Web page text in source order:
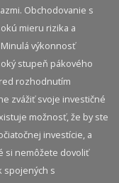
Obchodovanie s
mieru rizika a
výkonnosť
stupeň pákového
rozhodnutím
zvážiť svoje investičné
možnosť, že by ste
investície, a
si nemôžete dovoliť
spojených s